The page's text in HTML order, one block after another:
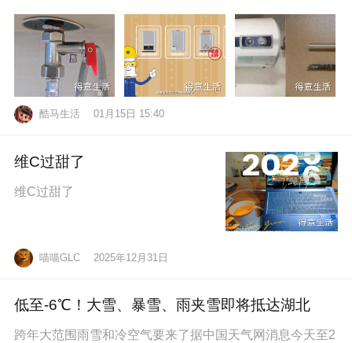
酷马生活 01月15日 15:40
维C过甜了
维C过甜了
喵喵GLC 2025年12月31日
低至-6℃！大雪、暴雪、雨夹雪即将抵达湖北
跨年大范围雨雪和冷空气要来了据中国天气网消息今天至2